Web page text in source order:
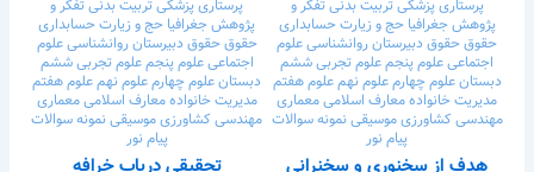
پرستاریپزشکیتربیت بدنیتفکر و
پژوهشجغرافیاحج و زیارتحسابداری
حقوقحقوقدبیرستانروانشناسیعلوم
اجتماعیعلوم پنجمعلوم تجربی ششم
دبستانعلوم چهارمعلوم نهمعلوم هفتم
مدیریت خانوادهمعارف اسلامیمعماری
مهندسی کشاورزیموسیقینمونه سوالات
پیام نور
هدف از سخنوری و سخنرانی
پرستاریپزشکیتربیت بدنیتفکر و
پژوهشجغرافیا حج و زیارتحسابداری
حقوقحقوقدبیرستانروانشناسیعلوم
اجتماعیعلوم پنجمعلوم تجربی ششم
دبستانعلوم چهارمعلوم نهمعلوم هفتم
مدیریت خانوادهمعارف اسلامیمعماری
مهندسی کشاورزیموسیقینمونه سوالات
پیام نور
تحقیقی درباب خرافه